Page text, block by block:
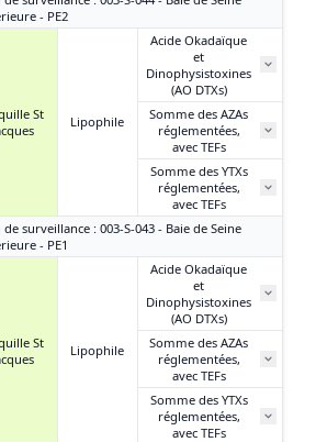
- PE2
St
Lipophile
Acide Okadaïque
et
Dinophysistoxines
(AO DTXs)
Somme des AZAs
réglementées,
avec TEFs
Somme des YTXs
réglementées,
avec TEFs
de surveillance : 003-S-043 - Baie de Seine
- PE1
St
Lipophile
Acide Okadaïque
et
Dinophysistoxines
(AO DTXs)
Somme des AZAs
réglementées,
avec TEFs
Somme des YTXs
réglementées,
avec TEFs